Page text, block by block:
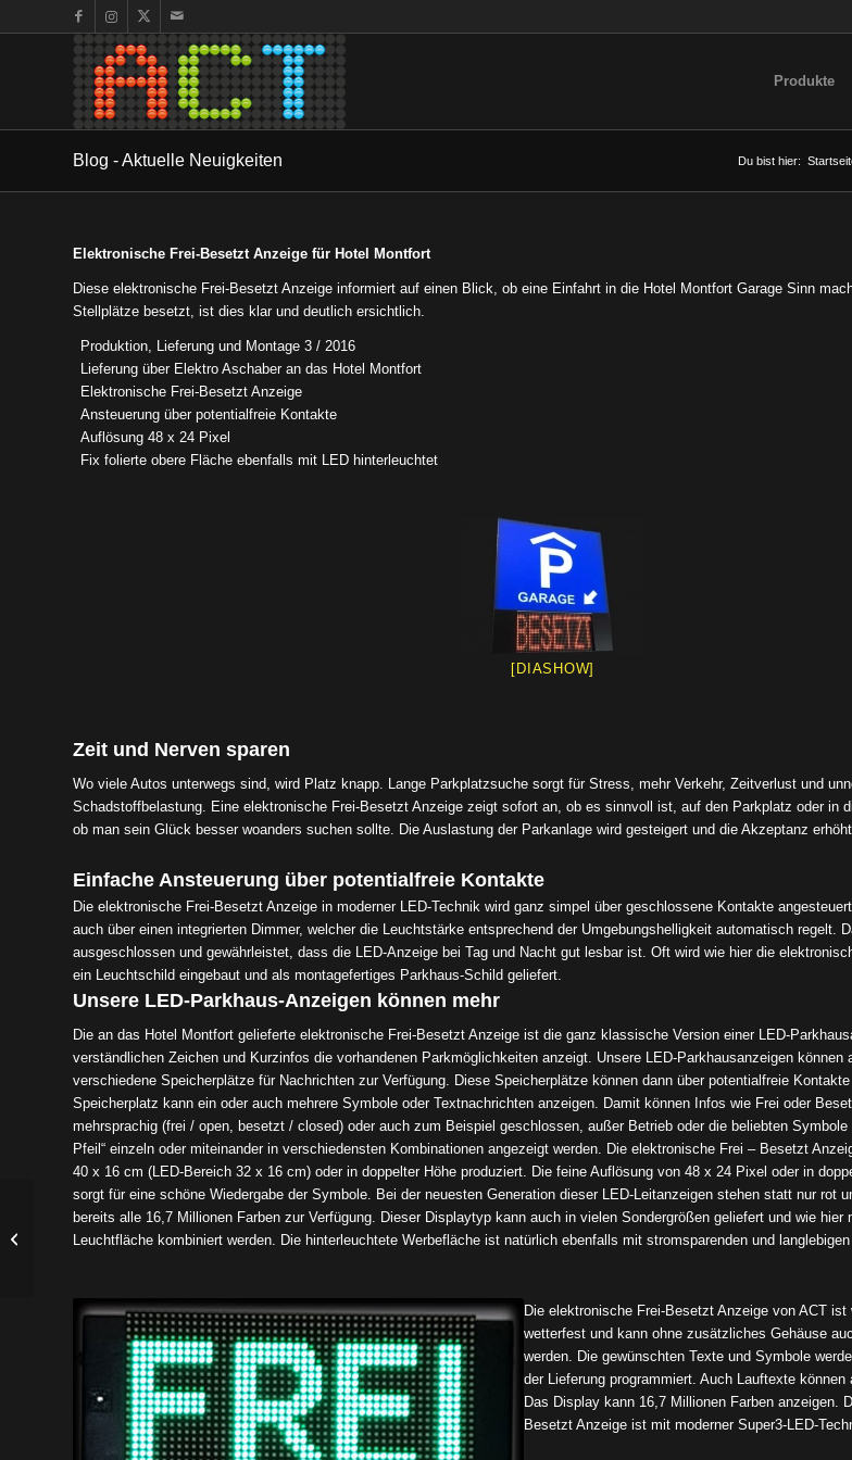
Produkte
Blog - Aktuelle Neuigkeiten Du bist hier:
Elektronische Frei-Besetzt Anzeige für Hotel Montfort
Diese elektronische Frei-Besetzt Anzeige informiert auf einen Blick, ob eine Einfahrt in die Hotel Montfort Garage Sinn
Stellplätze besetzt, ist dies klar und deutlich ersichtlich.
Produktion, Lieferung und Montage 3 / 2016
Lieferung über Elektro Aschaber an das Hotel Montfort
Elektronische Frei-Besetzt Anzeige
Ansteuerung über potentialfreie Kontakte
Auflösung 48 x 24 Pixel
Fix folierte obere Fläche ebenfalls mit LED hinterleuchtet
[DIASHOW]
Zeit und Nerven sparen
Wo viele Autos unterwegs sind, wird Platz knapp. Lange Parkplatzsuche sorgt für Stress, mehr Verkehr, Zeitverlust und
Schadstoffbelastung. Eine elektronische Frei-Besetzt Anzeige zeigt sofort an, ob es sinnvoll ist, auf den Parkplatz oder in
ob man sein Glück besser woanders suchen sollte. Die Auslastung der Parkanlage wird gesteigert und die Akzeptanz
Einfache Ansteuerung über potentialfreie Kontakte
Die elektronische Frei-Besetzt Anzeige in moderner LED-Technik wird ganz simpel über geschlossene Kontakte
auch über einen integrierten Dimmer, welcher die Leuchtstärke entsprechend der Umgebungshelligkeit automatisch regelt.
ausgeschlossen und gewährleistet, dass die LED-Anzeige bei Tag und Nacht gut lesbar ist. Oft wird wie hier die
ein Leuchtschild eingebaut und als montagefertiges Parkhaus-Schild geliefert.
Unsere LED-Parkhaus-Anzeigen können mehr
Die an das Hotel Montfort gelieferte elektronische Frei-Besetzt Anzeige ist die ganz klassische Version einer LED-
verständlichen Zeichen und Kurzinfos die vorhandenen Parkmöglichkeiten anzeigt. Unsere LED-Parkhausanzeigen können
verschiedene Speicherplätze für Nachrichten zur Verfügung. Diese Speicherplätze können dann über potentialfreie
Speicherplatz kann ein oder auch mehrere Symbole oder Textnachrichten anzeigen. Damit können Infos wie Frei oder
mehrsprachig (frei / open, besetzt / closed) oder auch zum Beispiel geschlossen, außer Betrieb oder die beliebten Symbole
Pfeil“ einzeln oder miteinander in verschiedensten Kombinationen angezeigt werden. Die elektronische Frei – Besetzt
40 x 16 cm (LED-Bereich 32 x 16 cm) oder in doppelter Höhe produziert. Die feine Auflösung von 48 x 24 Pixel oder in
sorgt für eine schöne Wiedergabe der Symbole. Bei der neuesten Generation dieser LED-Leitanzeigen stehen statt nur rot
bereits alle 16,7 Millionen Farben zur Verfügung. Dieser Displaytyp kann auch in vielen Sondergrößen geliefert und wie hier
Leuchtfläche kombiniert werden. Die hinterleuchtete Werbefläche ist natürlich ebenfalls mit stromsparenden und
Die elektronische Frei-Besetzt Anzeige von ACT
wetterfest und kann ohne zusätzliches Gehäuse
werden. Die gewünschten Texte und Symbole
der Lieferung programmiert. Auch Lauftexte können
Das Display kann 16,7 Millionen Farben anzeigen.
Besetzt Anzeige ist mit moderner Super3-LED-
Unfall-Anzeigedisplay
für IMI-Hydronic